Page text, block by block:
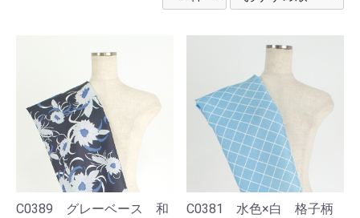
C0389 グレーベース 和
C0381 水色×白 格子柄